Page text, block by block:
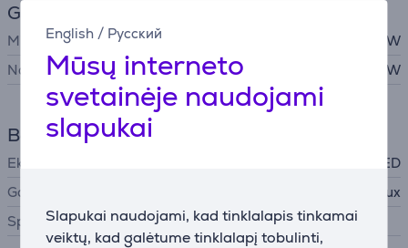
English / Русский
Mūsų interneto
svetainėje naudojami
slapukai
Slapukai naudojami, kad tinklalapis tinkamai
veiktų, kad galėtume tinklalapį tobulinti,
Galingumas
Mikrobangų galia
900 W
Naudojama galia
1400 W
Bendri parametrai
Ekranas
LED
Gamintojas
Electrolux
Spalva